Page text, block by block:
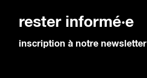
rester informé·e
inscription à notre newsletter